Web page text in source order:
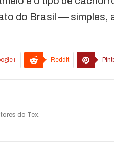
do Brasil — simples,
ReddIt
do Tex.